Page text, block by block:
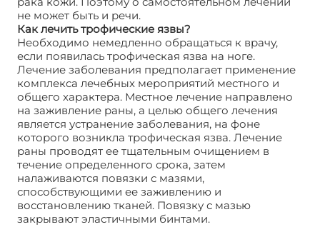
не может быть и речи.
Как лечить трофические язвы?
Необходимо немедленно обращаться к врачу,
если появилась трофическая язва на ноге.
Лечение заболевания предполагает применение
комплекса лечебных мероприятий местного и
общего характера. Местное лечение направлено
на заживление раны, а целью общего лечения
является устранение заболевания, на фоне
которого возникла трофическая язва. Лечение
раны проводят ее тщательным очищением в
течение определенного срока, затем
налаживаются повязки с мазями,
способствующими ее заживлению и
восстановлению тканей. Повязку с мазью
закрывают эластичными бинтами.